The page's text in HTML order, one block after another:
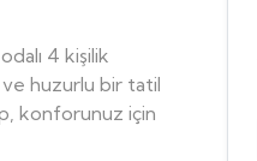
4 kişilik
ve huzurlu bir tatil
konforunuz için